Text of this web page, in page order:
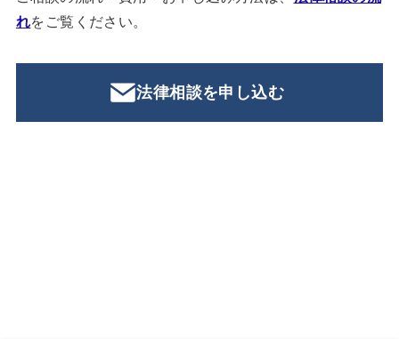
れをご覧ください。
法律相談を申し込む